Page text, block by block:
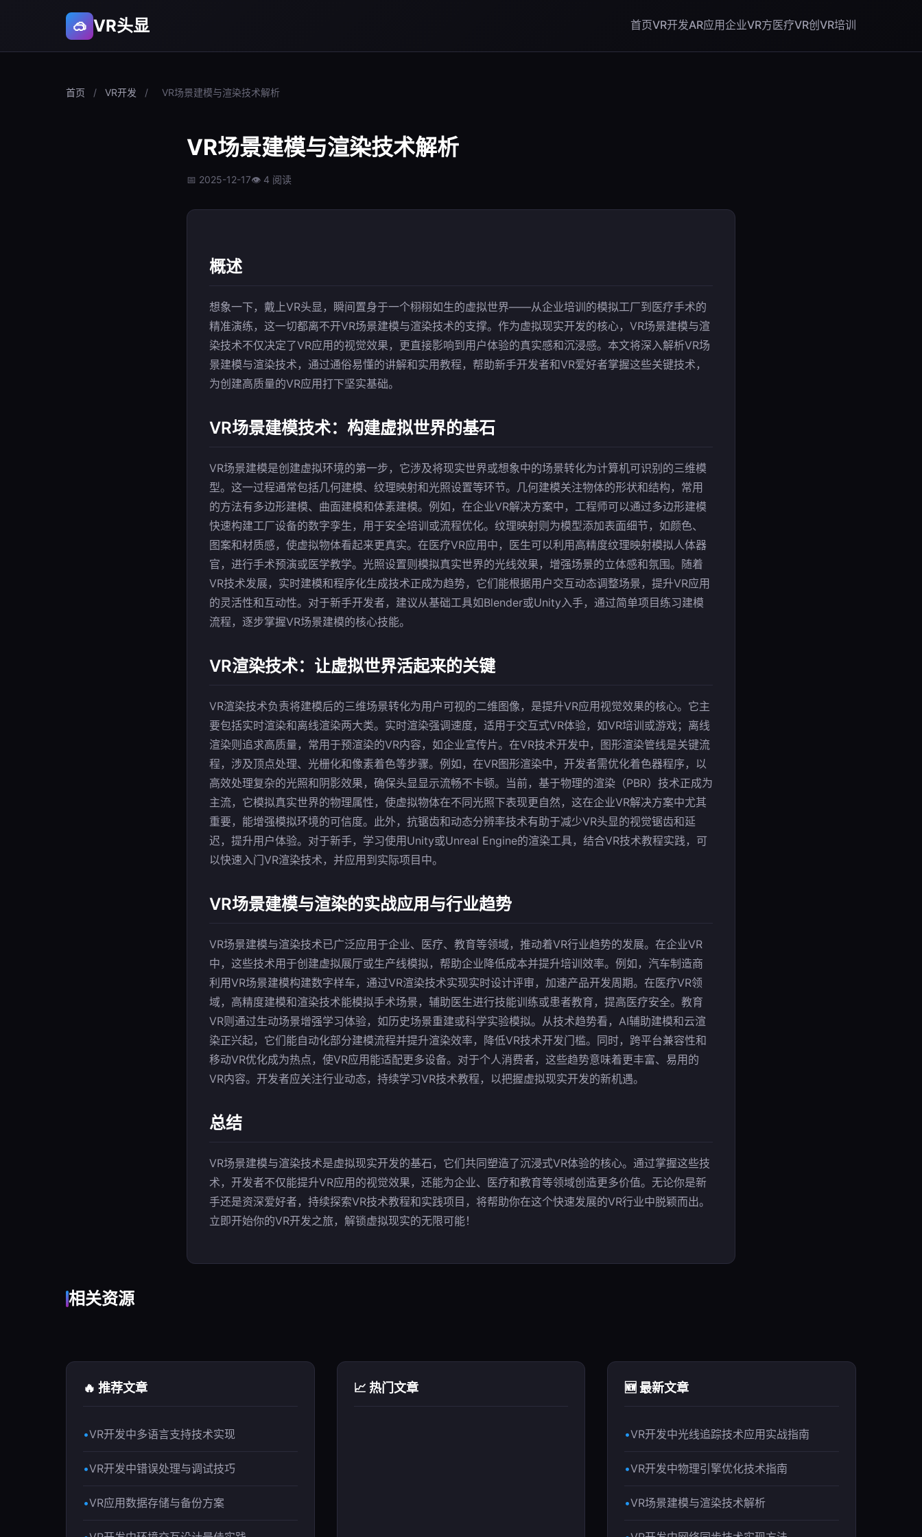
🥽 VR头显 首页VR开发AR应用企业VR方医疗VR创 VR培训
首页 / VR开发 / VR场景建模与渲染技术解析
VR场景建模与渲染技术解析
📅 2025-12-17👁 4 阅读
概述
想象一下，戴上VR头显，瞬间置身于一个栩栩如生的虚拟世界——从企业培训的模拟工厂到医疗手术的
精准演练，这一切都离不开VR场景建模与渲染技术的支撑。作为虚拟现实开发的核心，VR场景建模与渲
染技术不仅决定了VR应用的视觉效果，更直接影响到用户体验的真实感和沉浸感。本文将深入解析VR场
景建模与渲染技术，通过通俗易懂的讲解和实用教程，帮助新手开发者和VR爱好者掌握这些关键技术，
为创建高质量的VR应用打下坚实基础。
VR场景建模技术：构建虚拟世界的基石
VR场景建模是创建虚拟环境的第一步，它涉及将现实世界或想象中的场景转化为计算机可识别的三维模
型。这一过程通常包括几何建模、纹理映射和光照设置等环节。几何建模关注物体的形状和结构，常用
的方法有多边形建模、曲面建模和体素建模。例如，在企业VR解决方案中，工程师可以通过多边形建模
快速构建工厂设备的数字孪生，用于安全培训或流程优化。纹理映射则为模型添加表面细节，如颜色、
图案和材质感，使虚拟物体看起来更真实。在医疗VR应用中，医生可以利用高精度纹理映射模拟人体器
官，进行手术预演或医学教学。光照设置则模拟真实世界的光线效果，增强场景的立体感和氛围。随着
VR技术发展，实时建模和程序化生成技术正成为趋势，它们能根据用户交互动态调整场景，提升VR应用
的灵活性和互动性。对于新手开发者，建议从基础工具如Blender或Unity入手，通过简单项目练习建模
流程，逐步掌握VR场景建模的核心技能。
VR渲染技术：让虚拟世界活起来的关键
VR渲染技术负责将建模后的三维场景转化为用户可视的二维图像，是提升VR应用视觉效果的核心。它主
要包括实时渲染和离线渲染两大类。实时渲染强调速度，适用于交互式VR体验，如VR培训或游戏；离线
渲染则追求高质量，常用于预渲染的VR内容，如企业宣传片。在VR技术开发中，图形渲染管线是关键流
程，涉及顶点处理、光栅化和像素着色等步骤。例如，在VR图形渲染中，开发者需优化着色器程序，以
高效处理复杂的光照和阴影效果，确保头显显示流畅不卡顿。当前，基于物理的渲染（PBR）技术正成为
主流，它模拟真实世界的物理属性，使虚拟物体在不同光照下表现更自然，这在企业VR解决方案中尤其
重要，能增强模拟环境的可信度。此外，抗锯齿和动态分辨率技术有助于减少VR头显的视觉锯齿和延
迟，提升用户体验。对于新手，学习使用Unity或Unreal Engine的渲染工具，结合VR技术教程实践，可
以快速入门VR渲染技术，并应用到实际项目中。
VR场景建模与渲染的实战应用与行业趋势
VR场景建模与渲染技术已广泛应用于企业、医疗、教育等领域，推动着VR行业趋势的发展。在企业VR
中，这些技术用于创建虚拟展厅或生产线模拟，帮助企业降低成本并提升培训效率。例如，汽车制造商
利用VR场景建模构建数字样车，通过VR渲染技术实现实时设计评审，加速产品开发周期。在医疗VR领
域，高精度建模和渲染技术能模拟手术场景，辅助医生进行技能训练或患者教育，提高医疗安全。教育
VR则通过生动场景增强学习体验，如历史场景重建或科学实验模拟。从技术趋势看，AI辅助建模和云渲
染正兴起，它们能自动化部分建模流程并提升渲染效率，降低VR技术开发门槛。同时，跨平台兼容性和
移动VR优化成为热点，使VR应用能适配更多设备。对于个人消费者，这些趋势意味着更丰富、易用的
VR内容。开发者应关注行业动态，持续学习VR技术教程，以把握虚拟现实开发的新机遇。
总结
VR场景建模与渲染技术是虚拟现实开发的基石，它们共同塑造了沉浸式VR体验的核心。通过掌握这些技
术，开发者不仅能提升VR应用的视觉效果，还能为企业、医疗和教育等领域创造更多价值。无论你是新
手还是资深爱好者，持续探索VR技术教程和实践项目，将帮助你在这个快速发展的VR行业中脱颖而出。
立即开始你的VR开发之旅，解锁虚拟现实的无限可能！
相关资源
🔥 推荐文章
VR开发中多语言支持技术实现
VR开发中错误处理与调试技巧
VR应用数据存储与备份方案
📈 热门文章 🆕 最新文章
VR开发中光线追踪技术应用实战指南
VR开发中物理引擎优化技术指南
VR场景建模与渲染技术解析